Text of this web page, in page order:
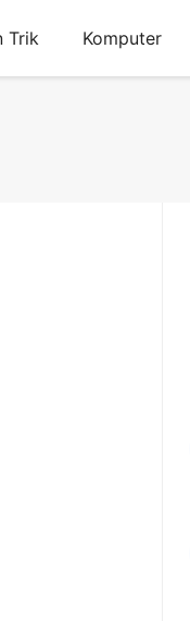
Trik Komputer